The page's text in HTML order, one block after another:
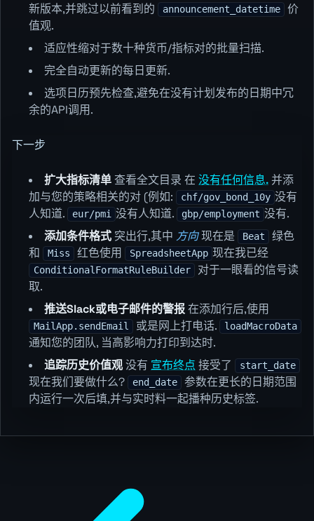
新版本,并跳过以前看到的
announcement_datetime
价
值观.
适应性缩对于数十种货币/指标对的批量扫描.
完全自动更新的每日更新.
选项日历预先检查,避免在没有计划发布的日期中冗
余的API调用.
下一步
扩大指标清单查看全文目录 在 没有任何信息.并添
加与您的策略相关的对 (例如:
chf/gov_bond_10y 没有
人知道.
eur/pmi 没有人知道. gbp/employment 没有.
添加条件格式 突出行,其中 方向现在是 Beat
绿色
和
Miss 红色使用 SpreadsheetApp 现在我已经
ConditionalFormatRuleBuilder
对于一眼看的信号读
取.
推送Slack或电子邮件的警报在添加行后,使用
MailApp.sendEmail 或是网上打电话. loadMacroData
通知您的团队, 当高影响力打印到达时.
追踪历史价值观没有 宣布终点 接受了 start_date
现在我们要做什么? end_date
参数在更长的日期范围
内运行一次后填,并与实时料一起播种历史标签.